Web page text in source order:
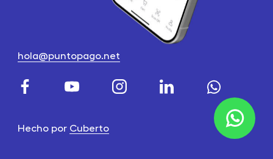
hola@puntopago.net
Hecho por Cuberto